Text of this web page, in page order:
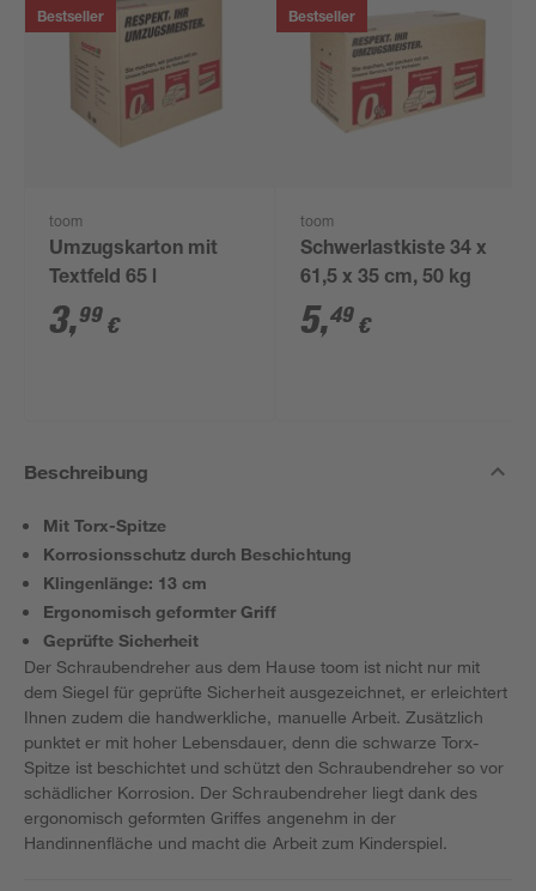
Bestseller
toom
Umzugskarton mit
Textfeld 65 l
3,99 €
Bestseller
toom
Schwerlastkiste 34 x
61,5 x 35 cm, 50 kg
5,49 €
Beschreibung
Mit Torx-Spitze
Korrosionsschutz durch Beschichtung
Klingenlänge: 13 cm
Ergonomisch geformter Griff
Geprüfte Sicherheit
Der Schraubendreher aus dem Hause toom ist nicht nur mit
dem Siegel für geprüfte Sicherheit ausgezeichnet, er erleichtert
Ihnen zudem die handwerkliche, manuelle Arbeit. Zusätzlich
punktet er mit hoher Lebensdauer, denn die schwarze Torx-
Spitze ist beschichtet und schützt den Schraubendreher so vor
schädlicher Korrosion. Der Schraubendreher liegt dank des
ergonomisch geformten Griffes angenehm in der
Handinnenfläche und macht die Arbeit zum Kinderspiel.